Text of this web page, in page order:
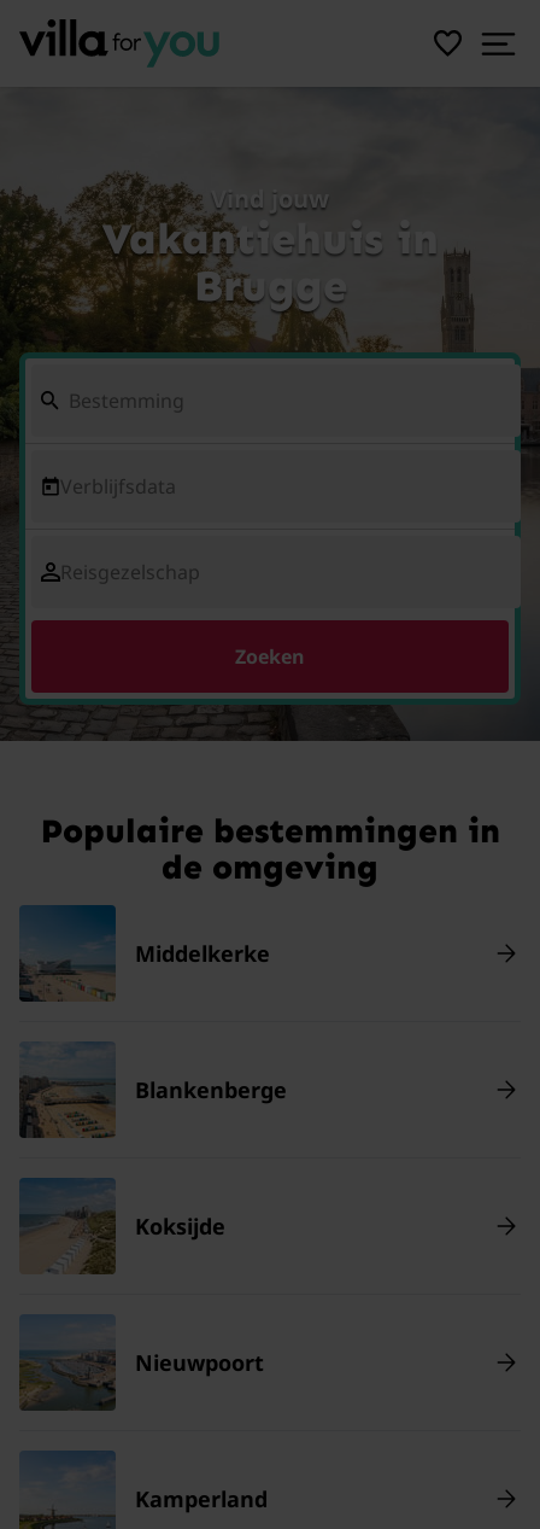
Vind jouw
Vakantiehuis in
Brugge
Verblijfsdata
Reisgezelschap
Zoeken
Populaire bestemmingen in
de omgeving
Middelkerke
Blankenberge
Koksijde
Nieuwpoort
Kamperland